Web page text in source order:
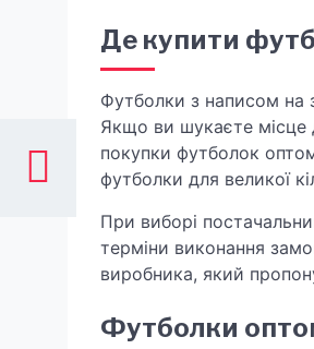
Де купити
Футболки з написом на
Якщо ви шукаєте місце
покупки футболок
футболки для великої
При виборі
терміни виконання
виробника, який
Футболки